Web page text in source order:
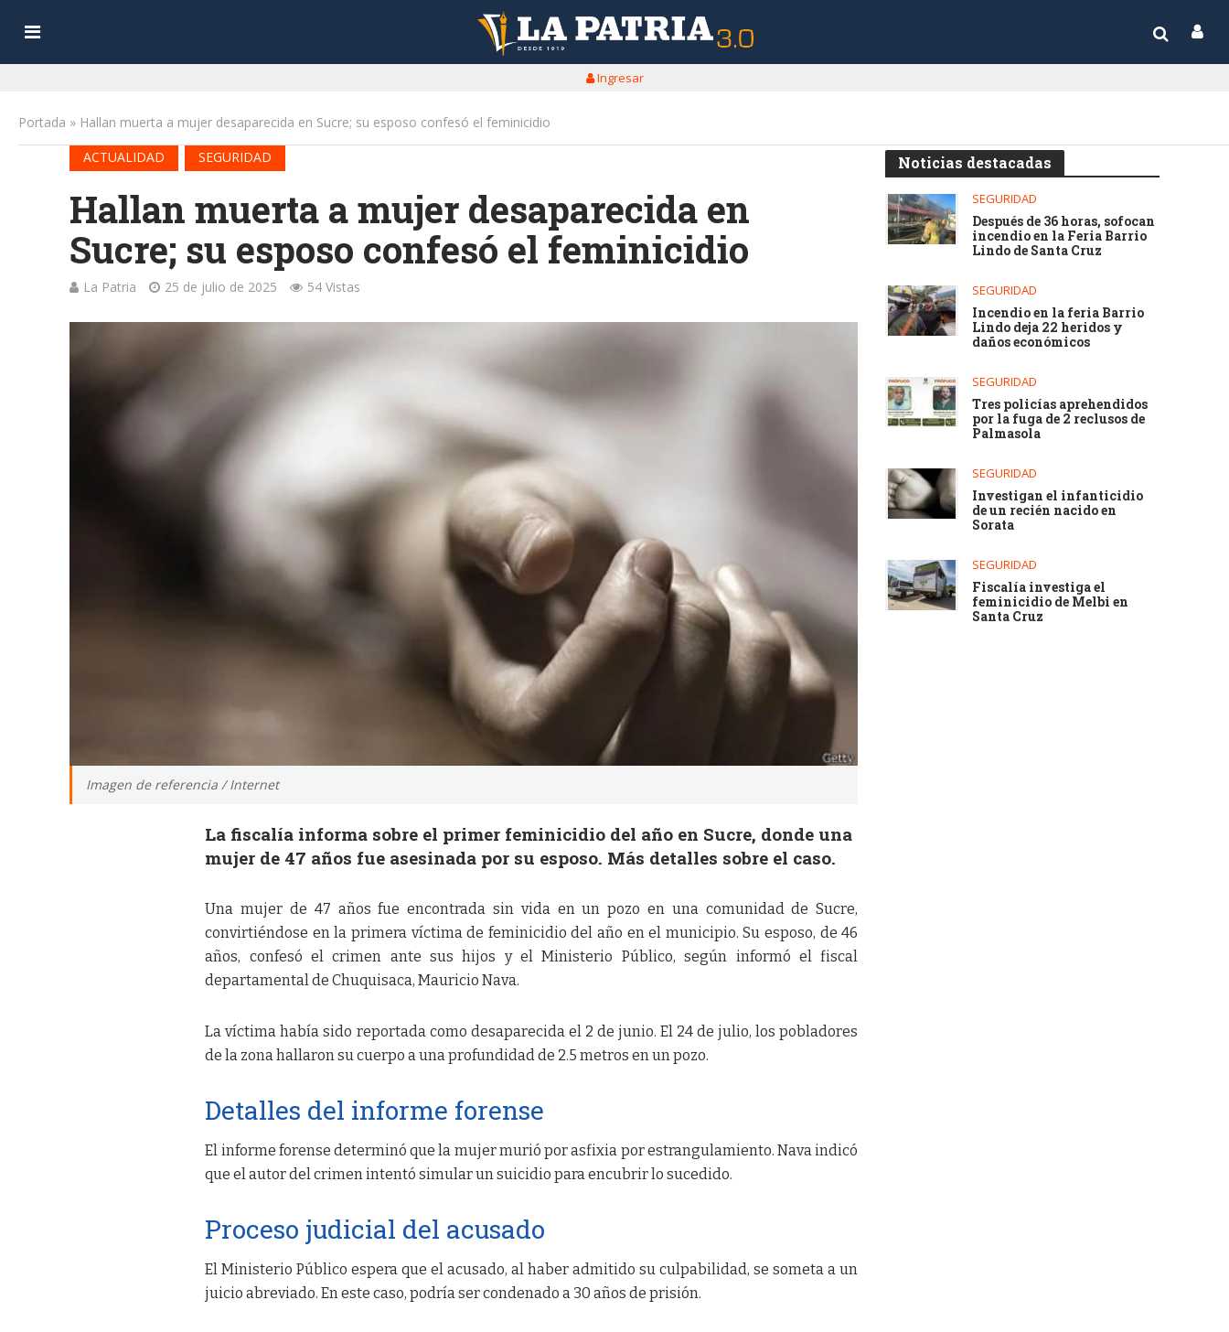
Ingresar
Portada » Hallan muerta a mujer desaparecida en Sucre; su esposo confesó el feminicidio
ACTUALIDAD
SEGURIDAD
Hallan muerta a mujer desaparecida en
Sucre; su esposo confesó el feminicidio
La Patria 25 de julio de 2025 54 Vistas
Imagen de referencia / Internet
La fiscalía informa sobre el primer feminicidio del año en Sucre, donde una
mujer de 47 años fue asesinada por su esposo. Más detalles sobre el caso.
Una mujer de 47 años fue encontrada sin vida en un pozo en una comunidad de Sucre,
convirtiéndose en la primera víctima de feminicidio del año en el municipio. Su esposo, de 46
años, confesó el crimen ante sus hijos y el Ministerio Público, según informó el fiscal
departamental de Chuquisaca, Mauricio Nava.
La víctima había sido reportada como desaparecida el 2 de junio. El 24 de julio, los pobladores
de la zona hallaron su cuerpo a una profundidad de 2.5 metros en un pozo.
Detalles del informe forense
El informe forense determinó que la mujer murió por asfixia por estrangulamiento. Nava indicó
que el autor del crimen intentó simular un suicidio para encubrir lo sucedido.
Proceso judicial del acusado
El Ministerio Público espera que el acusado, al haber admitido su culpabilidad, se someta a un
juicio abreviado. En este caso, podría ser condenado a 30 años de prisión.
Noticias destacadas
SEGURIDAD
Después de 36 horas, sofocan
incendio en la Feria Barrio
Lindo de Santa Cruz
SEGURIDAD
Incendio en la feria Barrio
Lindo deja 22 heridos y
daños económicos
SEGURIDAD
Tres policías aprehendidos
por la fuga de 2 reclusos de
Palmasola
SEGURIDAD
Investigan el infanticidio
de un recién nacido en
Sorata
SEGURIDAD
Fiscalía investiga el
feminicidio de Melbi en
Santa Cruz